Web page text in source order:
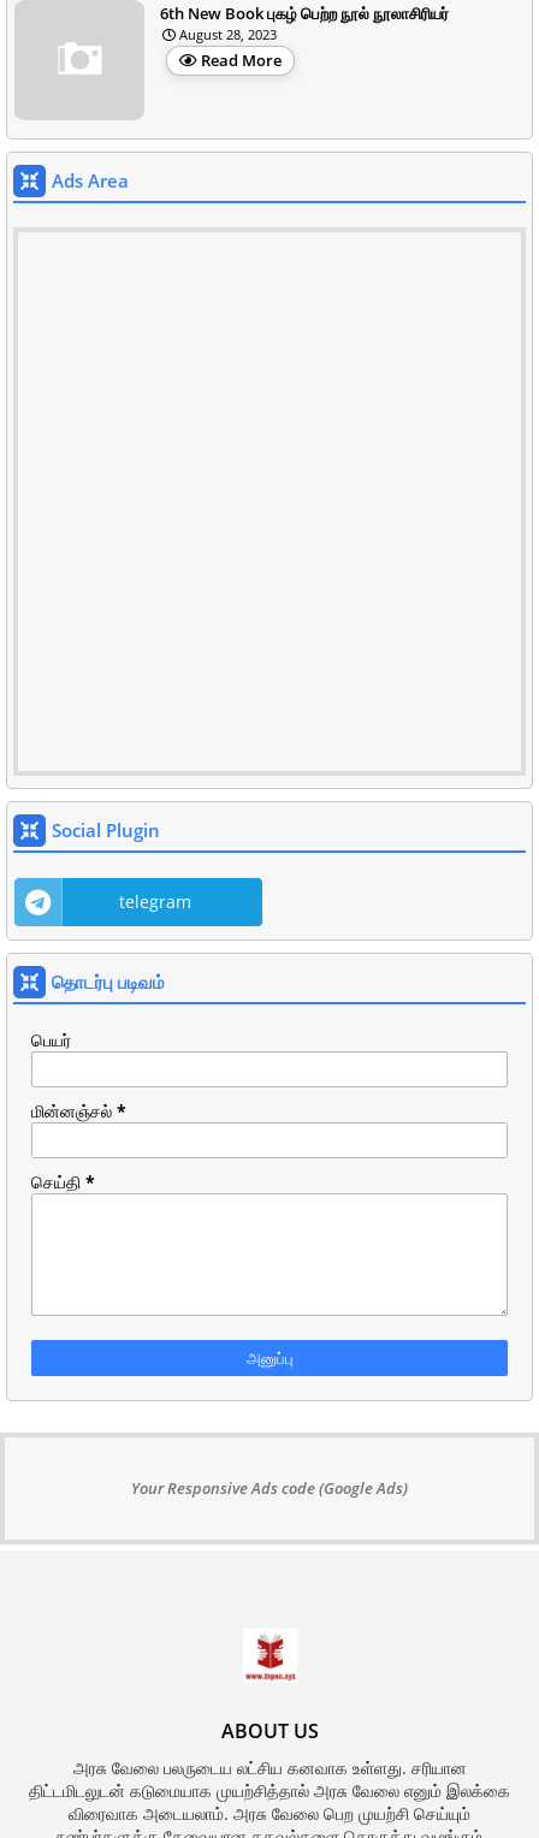
6th New Book புகழ் பெற்ற நூல் நூலாசிரியர்
August 28, 2023
Read More
Ads Area
Social Plugin
telegram
தொடர்பு படிவம்
பெயர்
மின்னஞ்சல் *
செய்தி *
Your Responsive Ads code (Google Ads)
ABOUT US
அரசு வேலை பலருடைய லட்சிய கனவாக உள்ளது. சரியான
திட்டமிடலுடன் கடுமையாக முயற்சித்தால் அரசு வேலை எனும் இலக்கை
விரைவாக அடையலாம். அரசு வேலை பெற முயற்சி செய்யும்